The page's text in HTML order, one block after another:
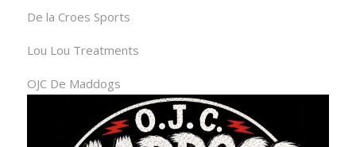
De la Croes Sports
Lou Lou Treatments
OJC De Maddogs